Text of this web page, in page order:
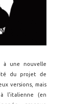
à une nouvelle
du projet de
versions, mais
l'italienne (en